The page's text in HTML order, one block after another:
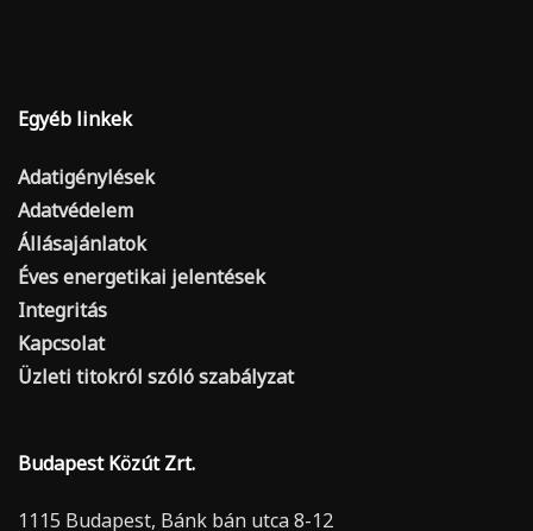
Egyéb linkek
Adatigénylések
Adatvédelem
Állásajánlatok
Éves energetikai jelentések
Integritás
Kapcsolat
Üzleti titokról szóló szabályzat
Budapest Közút Zrt.
1115 Budapest, Bánk bán utca 8-12